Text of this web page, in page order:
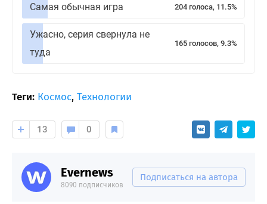
Самая обычная игра 204 голоса, 11.5%
Ужасно, серия свернула не
туда
165 голосов, 9.3%
Теги: Космос, Технологии
13 0
Evernews
8090 подписчиков
Подписаться на автора